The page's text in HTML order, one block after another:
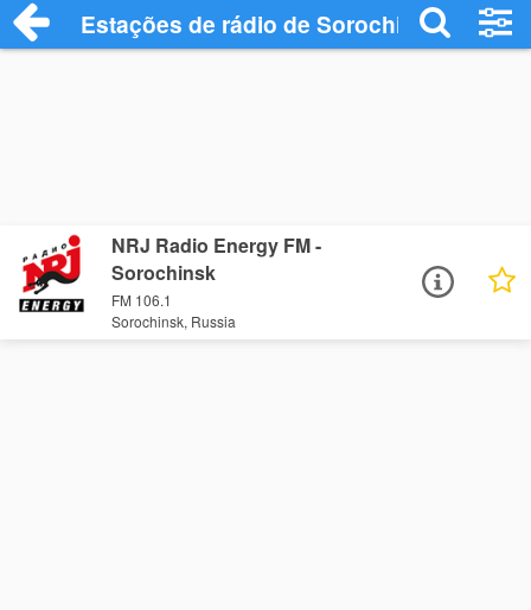
Estações de rádio de Sorochinsk - Ouça
NRJ Radio Energy FM -
Sorochinsk
FM 106.1
Sorochinsk, Russia